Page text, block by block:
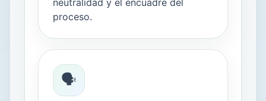
proceso.
🗣️